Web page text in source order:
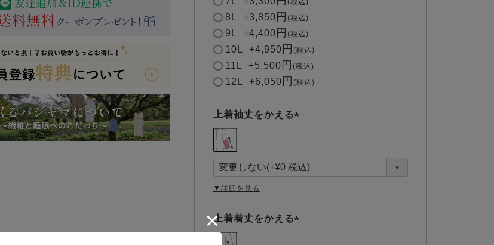
税込
8L +3,850 税込
9L +4,400 税込
10L +4,950 税込
11L +5,500 税込
12L +6,050 税込
上着袖丈をかえる
須
)
▼詳細を見る
上着着丈をかえる